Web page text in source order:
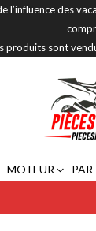
l’influence des
produits sont
MOTEUR